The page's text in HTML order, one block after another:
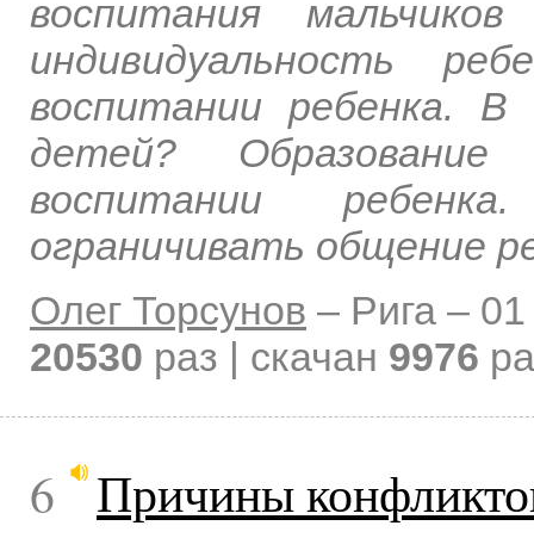
воспитания
индивидуальность
воспитании ребенка.
детей?
воспитании
ограничивать общение
Олег Торсунов – Рига –
20530 раз | скачан 9976
6 Причины